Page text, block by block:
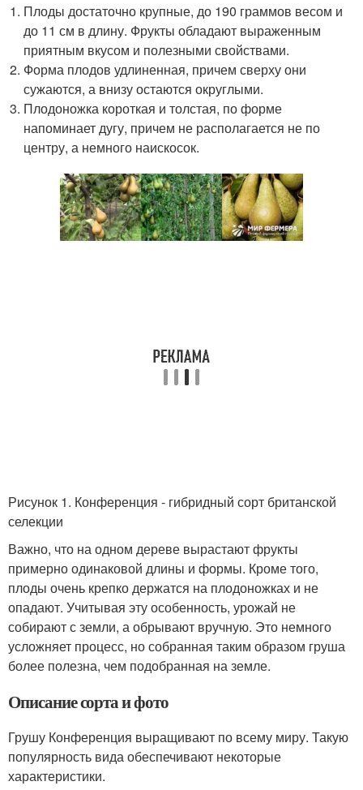
Плоды достаточно крупные, до 190 граммов весом и
до 11 см в длину. Фрукты обладают выраженным
приятным вкусом и полезными свойствами.
Форма плодов удлиненная, причем сверху они
сужаются, а внизу остаются округлыми.
Плодоножка короткая и толстая, по форме
напоминает дугу, причем не располагается не по
центру, а немного наискосок.
Рисунок 1. Конференция - гибридный сорт британской
селекции
Важно, что на одном дереве вырастают фрукты
примерно одинаковой длины и формы. Кроме того,
плоды очень крепко держатся на плодоножках и не
опадают. Учитывая эту особенность, урожай не
собирают с земли, а обрывают вручную. Это немного
усложняет процесс, но собранная таким образом груша
более полезна, чем подобранная на земле.
Описание сорта и фото
Грушу Конференция выращивают по всему миру. Такую
популярность вида обеспечивают некоторые
характеристики.